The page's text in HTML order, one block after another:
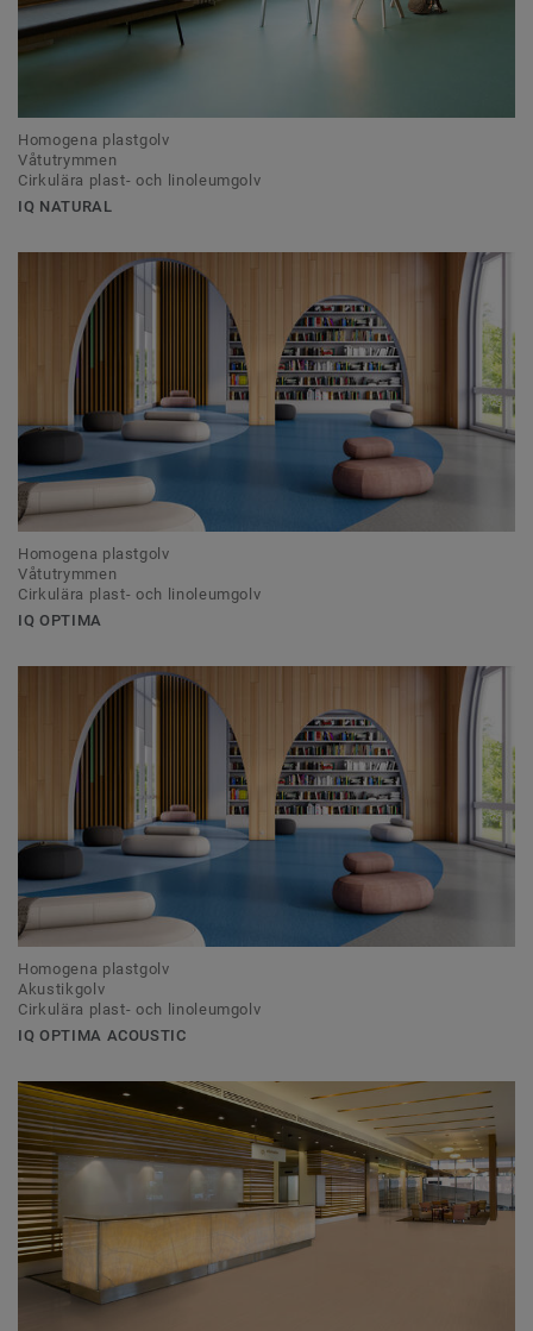
Homogena plastgolv
Våtutrymmen
Cirkulära plast- och linoleumgolv
IQ NATURAL
Homogena plastgolv
Våtutrymmen
Cirkulära plast- och linoleumgolv
IQ OPTIMA
Homogena plastgolv
Akustikgolv
Cirkulära plast- och linoleumgolv
IQ OPTIMA ACOUSTIC